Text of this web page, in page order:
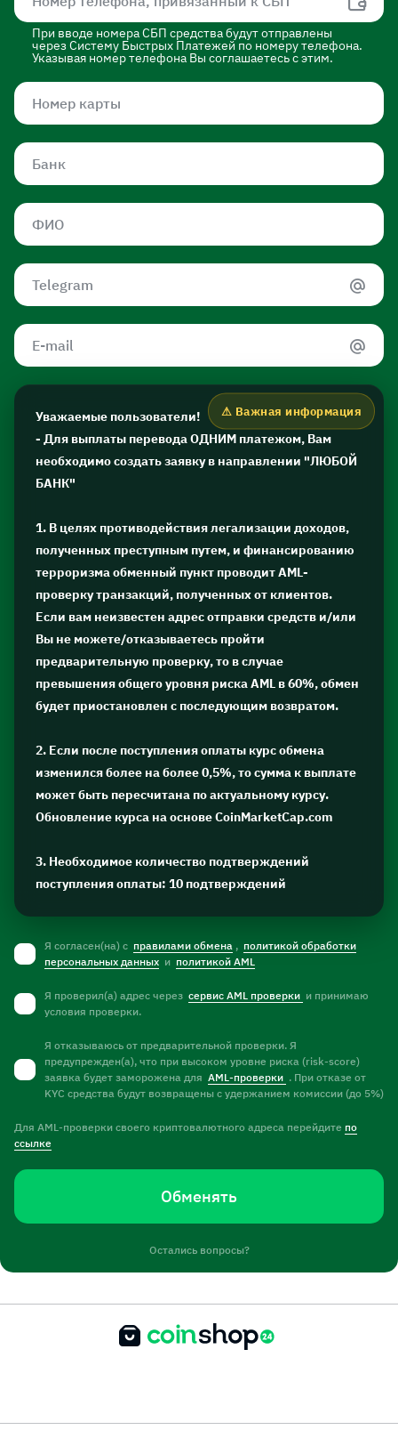
При вводе номера СБП средства будут отправлены
через Систему Быстрых Платежей по номеру телефона.
Указывая номер телефона Вы соглашаетесь с этим.
Уважаемые пользователи!
- Для выплаты перевода ОДНИМ платежом, Вам
необходимо создать заявку в направлении "ЛЮБОЙ
БАНК"
1. В целях противодействия легализации доходов,
полученных преступным путем, и финансированию
терроризма обменный пункт проводит AML-
проверку транзакций, полученных от клиентов.
Если вам неизвестен адрес отправки средств и/или
Вы не можете/отказываетесь пройти
предварительную проверку, то в случае
превышения общего уровня риска AML в 60%, обмен
будет приостановлен с последующим возвратом.
2. Если после поступления оплаты курс обмена
изменился более на более 0,5%, то сумма к выплате
может быть пересчитана по актуальному курсу.
Обновление курса на основе CoinMarketCap.com
3. Необходимое количество подтверждений
поступления оплаты: 10 подтверждений
Я согласен(на) с правилами обмена , политикой обработки
персональных данных и политикой AML
Я проверил(а) адрес через сервис AML проверки и принимаю
условия проверки.
Я отказываюсь от предварительной проверки. Я
предупрежден(а), что при высоком уровне риска (risk-score)
заявка будет заморожена для AML-проверки . При отказе от
KYC средства будут возвращены с удержанием комиссии (до 5%)
Для AML-проверки своего криптовалютного адреса перейдите по
ссылке
Обменять
Остались вопросы?